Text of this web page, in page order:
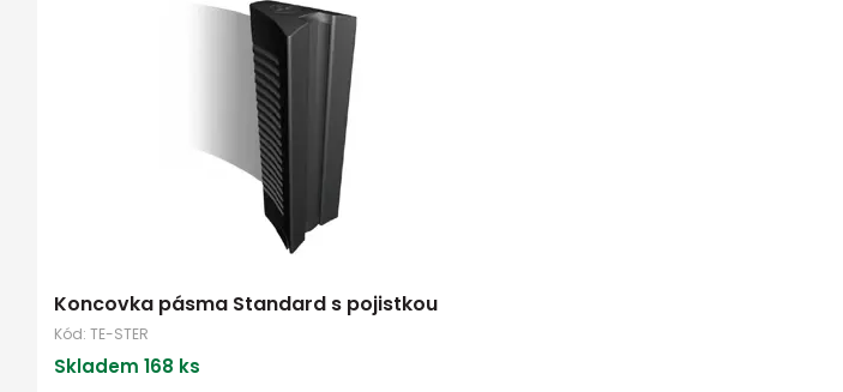
Koncovka pásma Standard s pojistkou
Kód: TE-STER
Skladem 168 ks